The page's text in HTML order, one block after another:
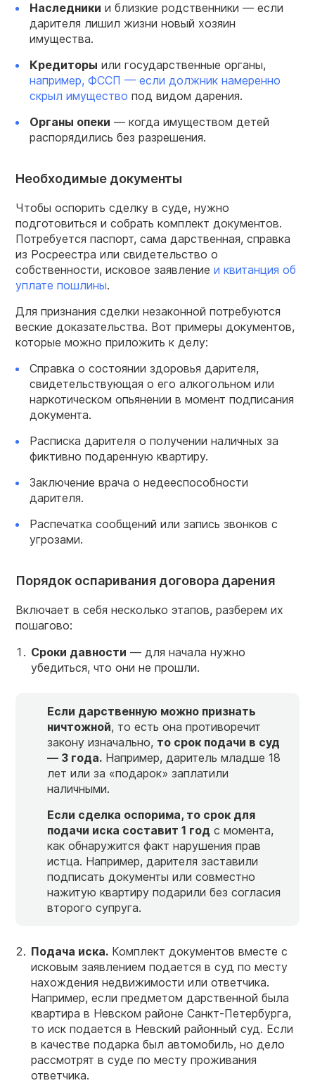
Наследники и близкие родственники — если
дарителя лишил жизни новый хозяин
имущества.
Кредиторы или государственные органы,
например, ФССП — если должник намеренно
скрыл имущество под видом дарения.
Органы опеки — когда имуществом детей
распорядились без разрешения.
Необходимые документы
Чтобы оспорить сделку в суде, нужно
подготовиться и собрать комплект документов.
Потребуется паспорт, сама дарственная, справка
из Росреестра или свидетельство о
собственности, исковое заявление и квитанция об
уплате пошлины.
Для признания сделки незаконной потребуются
веские доказательства. Вот примеры документов,
которые можно приложить к делу:
Справка о состоянии здоровья дарителя,
свидетельствующая о его алкогольном или
наркотическом опьянении в момент подписания
документа.
Расписка дарителя о получении наличных за
фиктивно подаренную квартиру.
Заключение врача о недееспособности
дарителя.
Распечатка сообщений или запись звонков с
угрозами.
Порядок оспаривания договора дарения
Включает в себя несколько этапов, разберем их
пошагово:
Сроки давности — для начала нужно
убедиться, что они не прошли.
Если дарственную можно признать
ничтожной, то есть она противоречит
закону изначально, то срок подачи в суд
— 3 года. Например, даритель младше 18
лет или за «подарок» заплатили
наличными.
Если сделка оспорима, то срок для
подачи иска составит 1 год с момента,
как обнаружится факт нарушения прав
истца. Например, дарителя заставили
подписать документы или совместно
нажитую квартиру подарили без согласия
второго супруга.
Подача иска. Комплект документов вместе с
исковым заявлением подается в суд по месту
нахождения недвижимости или ответчика.
Например, если предметом дарственной была
квартира в Невском районе Санкт-Петербурга,
то иск подается в Невский районный суд. Если
в качестве подарка был автомобиль, но дело
рассмотрят в суде по месту проживания
ответчика.